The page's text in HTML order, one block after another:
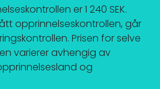
er 1 240 SEK.
opprinnelseskontrollen, går
Prisen for selve
varierer avhengig av
og